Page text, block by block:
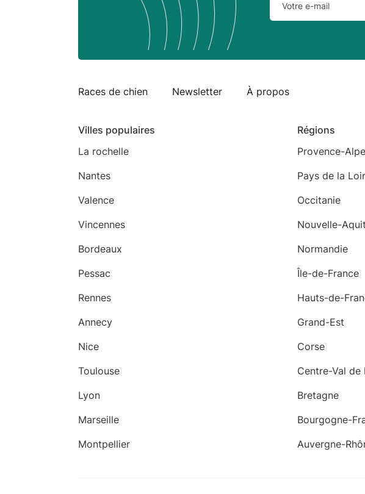
Races de chien Newsletter À propos
Villes populaires
La rochelle
Nantes
Valence
Vincennes
Bordeaux
Pessac
Rennes
Annecy
Nice
Toulouse
Lyon
Marseille
Montpellier
Régions
Provence-
Pays de la
Occitanie
Nouvelle-
Normandie
Île-de-France
Hauts-de-
Grand-Est
Corse
Centre-Val de
Bretagne
Bourgogne-
Auvergne-